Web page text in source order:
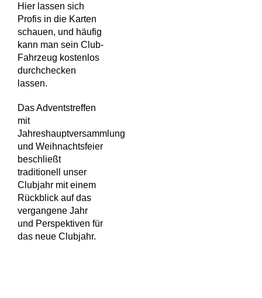
Hier lassen sich
Profis in die Karten
schauen, und häufig
kann man sein Club-
Fahrzeug kostenlos
durchchecken
lassen.
Das Adventstreffen
mit
Jahreshauptversammlung
und Weihnachtsfeier
beschließt
traditionell unser
Clubjahr mit einem
Rückblick auf das
vergangene Jahr
und Perspektiven für
das neue Clubjahr.